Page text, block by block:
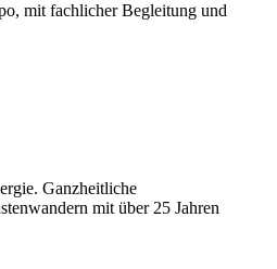
mit fachlicher Begleitung und
Ganzheitliche
mit über 25 Jahren